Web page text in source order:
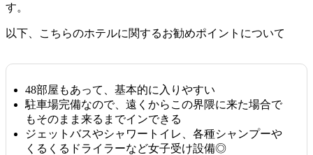
す。
以下、こちらのホテルに関するお勧めポイントについて
48部屋もあって、基本的に入りやすい
駐車場完備なので、遠くからこの界隈に来た場合で
もそのまま来るまでインできる
ジェットバスやシャワートイレ、各種シャンプーや
くるくるドライラーなど女子受け設備◎